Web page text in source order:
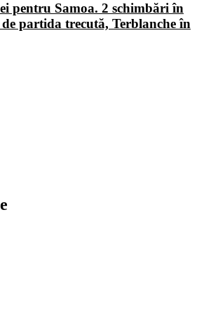
pentru Samoa. 2 schimbări în
partida trecută, Terblanche în